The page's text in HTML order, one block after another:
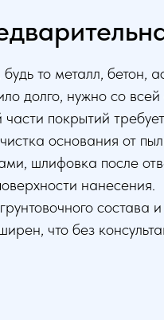
то металл, бетон,
долго, нужно со всей
покрытий
основания от
шлифовка после
нанесения.
что без